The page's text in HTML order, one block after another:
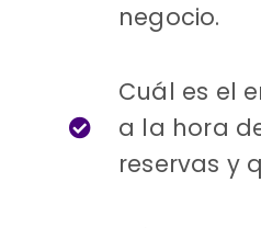
negocio.
Cuál es el
a la hora
reservas y